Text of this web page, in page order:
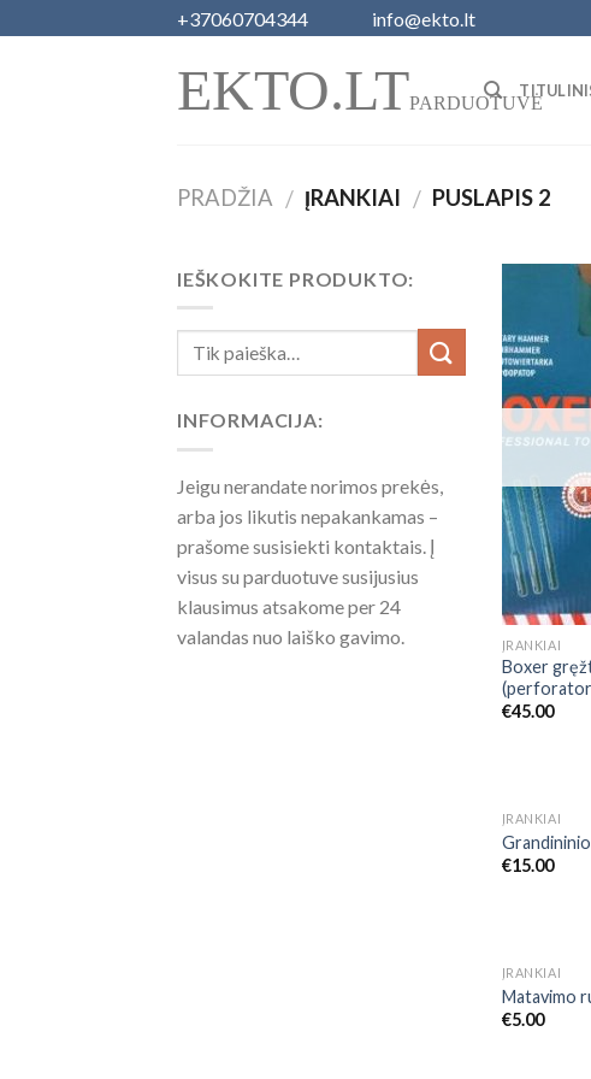
+37060704344 info@ekto.lt
EKTO.LTPARDUOTUVĖ
PRADŽIA / ĮRANKIAI / PUSLAPIS 2
IEŠKOKITE PRODUKTO:
INFORMACIJA:
Jeigu nerandate norimos prekės,
arba jos likutis nepakankamas –
prašome susisiekti kontaktais. Į
visus su parduotuve susijusius
klausimus atsakome per 24
valandas nuo laiško gavimo.
ĮRANKIAI
Boxer
€45.00
ĮRANKIAI
€15.00
ĮRANKIAI
Matavimo
€5.00